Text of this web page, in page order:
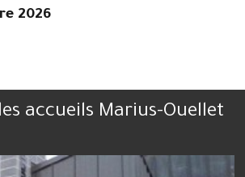
2026
accueils Marius-Ouellet